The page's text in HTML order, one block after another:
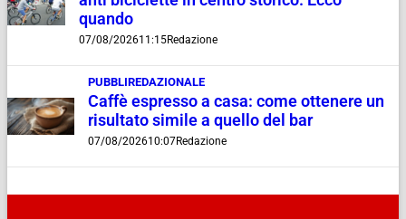
quando
07/08/202611:15Redazione
PUBBLIREDAZIONALE
Caffè espresso a casa: come ottenere un
risultato simile a quello del bar
07/08/202610:07Redazione